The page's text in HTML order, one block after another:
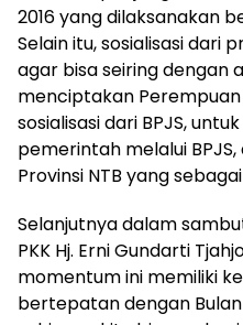
2016 yang dilaksanakan
Selain itu, sosialisasi dari
agar bisa seiring dengan
menciptakan Perempuan
sosialisasi dari BPJS,
pemerintah melalui BPJS,
Provinsi NTB yang
Selanjutnya dalam
PKK Hj. Erni Gundarti
momentum ini memiliki
bertepatan dengan Bulan